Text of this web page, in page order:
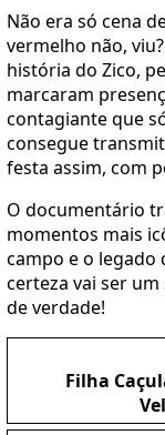
Não era só cena
vermelho não,
história do Zico,
marcaram
contagiante que
consegue
festa assim, com
O documentário
momentos mais
campo e o legado
certeza vai ser
de verdade!
Filha